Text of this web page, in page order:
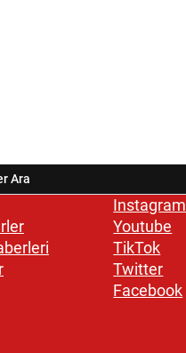
Instagram
Youtube
TikTok
Twitter
Facebook